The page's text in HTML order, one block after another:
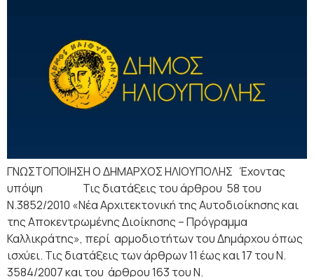
ΓΝΩΣΤΟΠΟΙΗΣΗ Ο ΔΗΜΑΡΧΟΣ ΗΛΙΟΥΠΟΛΗΣ Έχοντας
υπόψη Τις διατάξεις του άρθρου 58 του
Ν.3852/2010 «Νέα Αρχιτεκτονική της Αυτοδιοίκησης και
της Αποκεντρωμένης Διοίκησης – Πρόγραμμα
Καλλικράτης», περί αρμοδιοτήτων του Δημάρχου όπως
ισχύει. Τις διατάξεις των άρθρων 11 έως και 17 του Ν.
3584/2007 και του άρθρου 163 του Ν.